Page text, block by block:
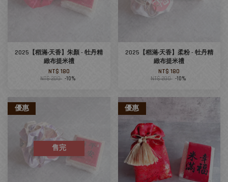
2025【稻滿‧天香】朱顏 - 牡丹精
緻布提米禮
NT$ 180
NT$ 200 -10%
2025【稻滿‧天香】柔粉 - 牡丹精
緻布提米禮
NT$ 180
NT$ 200 -10%
優惠
售完
優惠